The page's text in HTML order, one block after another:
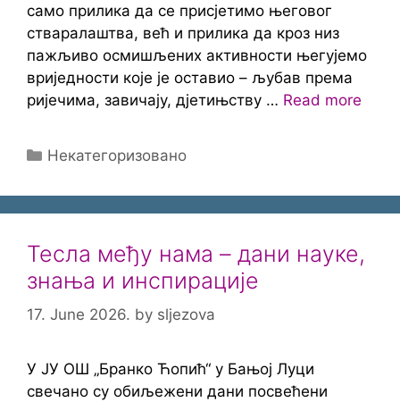
само прилика да се присјетимо његовог
стваралаштва, већ и прилика да кроз низ
пажљиво осмишљених активности његујемо
вриједности које је оставио – љубав према
ријечима, завичају, дјетињству … Read more
Categories
Некатегоризовано
Тесла међу нама – дани науке,
знања и инспирације
17. June 2026. by sljezova
У ЈУ ОШ „Бранко Ћопић“ у Бањој Луци
свечано су обиљежени дани посвећени